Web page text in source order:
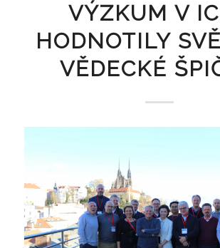
VÝZKUM V
HODNOTILY
VĚDECKÉ